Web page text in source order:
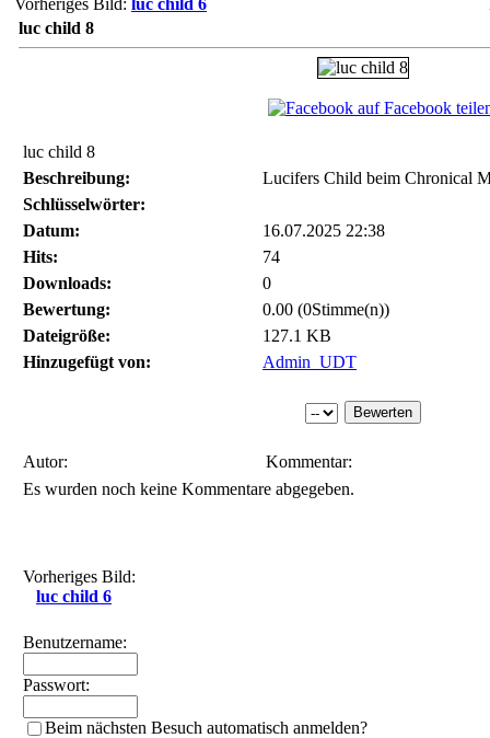
Vorheriges Bild: luc child 6
luc child 8
auf Facebook
luc child 8
Beschreibung:
Lucifers Child beim Chronical
Schlüsselwörter:
Datum:
16.07.2025 22:38
Hits:
74
Downloads:
0
Bewertung:
0.00 (0Stimme(n))
Dateigröße:
127.1 KB
Hinzugefügt von:
Admin_UDT
Autor:
Kommentar:
Es wurden noch keine Kommentare abgegeben.
Vorheriges Bild:
luc child 6
Benutzername:
Passwort:
Beim nächsten Besuch automatisch anmelden?